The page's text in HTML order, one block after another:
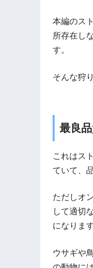
本編のス
所存在し
す。
そんな狩
最良
これはス
ていて、
ただしオ
して適切
になります
ウサギや